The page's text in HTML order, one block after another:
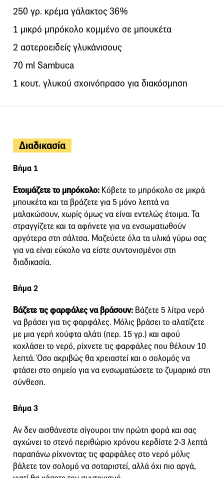
250 γρ. κρέμα γάλακτος 36%
1 μικρό μπρόκολο κομμένο σε μπουκέτα
2 αστεροειδείς γλυκάνισους
70 ml Sambuca
1 κουτ. γλυκού σχοινόπρασο για διακόσμηση
Διαδικασία
Βήμα 1
Ετοιμάζετε το μπρόκολο: Κόβετε το μπρόκολο σε μικρά
μπουκέτα και τα βράζετε για 5 μόνο λεπτά να
μαλακώσουν, χωρίς όμως να είναι εντελώς έτοιμα. Τα
στραγγίζετε και τα αφήνετε για να ενσωματωθούν
αργότερα στη σάλτσα. Μαζεύετε όλα τα υλικά γύρω σας
για να είναι εύκολο να είστε συντονισμένοι στη
διαδικασία.
Βήμα 2
Βάζετε τις φαρφάλες να βράσουν: Βάζετε 5 λίτρα νερό
να βράσει για τις φαρφάλες. Μόλις βράσει το αλατίζετε
με μια γερή χούφτα αλάτι (περ. 15 γρ.) και αφού
κοχλάσει το νερό, ρίχνετε τις φαρφάλες που θέλουν 10
λεπτά. Όσο ακριβώς θα χρειαστεί και ο σολομός να
φτάσει στο σημείο για να ενσωματώσετε το ζυμαρικό στη
σύνθεση.
Βήμα 3
Αν δεν αισθάνεστε σίγουροι την πρώτη φορά και σας
αγχώνει το στενό περιθώριο χρόνου κερδίστε 2-3 λεπτά
παραπάνω ρίχνοντας τις φαρφάλες στο νερό μόλις
βάλετε τον σολομό να σοταριστεί, αλλά όχι πιο αργά,